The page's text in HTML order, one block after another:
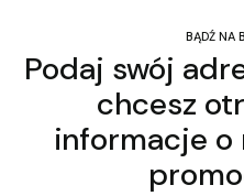
BĄDŹ NA
Podaj swój
chcesz
informacje o